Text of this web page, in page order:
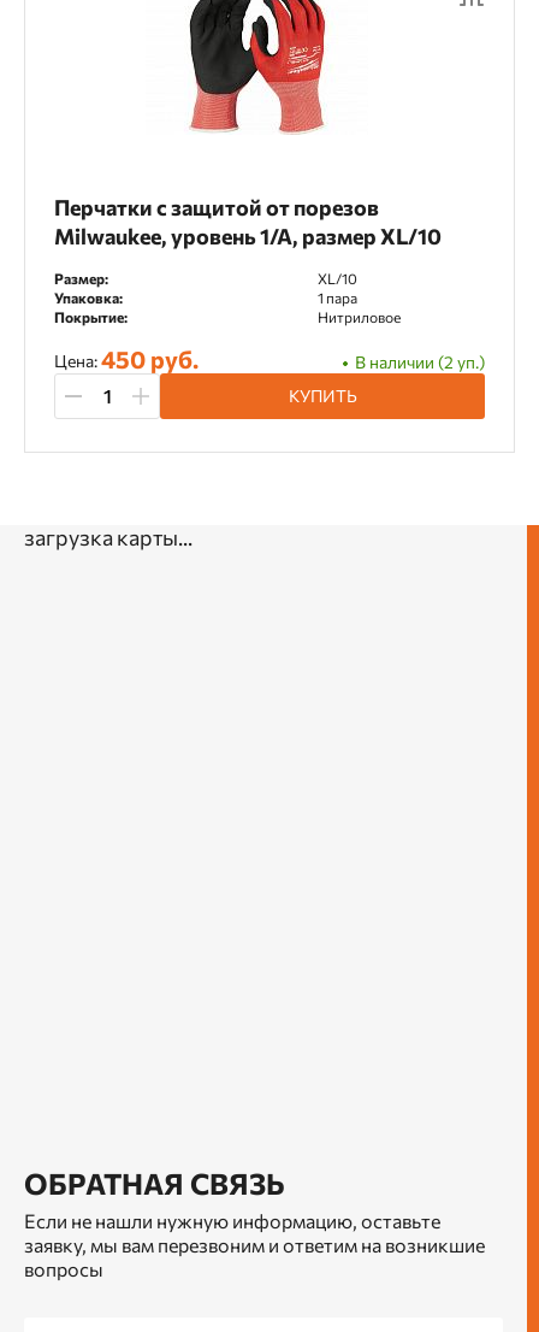
Перчатки с защитой от порезов
Milwaukee, уровень 1/А, размер XL/10
Размер:
XL/10
Упаковка:
1 пара
Покрытие:
Нитриловое
Цена:450 руб.
В наличии (2 уп.)
КУПИТЬ
загрузка карты...
ОБРАТНАЯ СВЯЗЬ
Если не нашли нужную информацию, оставьте
заявку, мы вам перезвоним и ответим на возникшие
вопросы